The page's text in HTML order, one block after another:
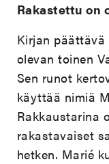
Rakastettu on
Kirjan päättävä
olevan toinen
Sen runot
käyttää nimiä
Rakkaustarina
rakastavaiset
hetken. Marié